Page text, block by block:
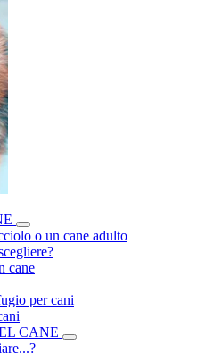
o un cane adulto
cane
per cani
CANE